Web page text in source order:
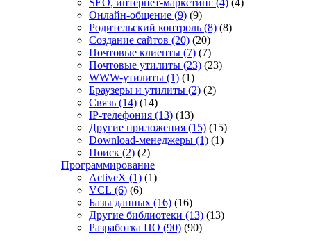
Онлайн-общение (9) (9)
Родительский контроль (8) (8)
Создание сайтов (20) (20)
Почтовые клиенты (7) (7)
Почтовые утилиты (23) (23)
WWW-утилиты (1) (1)
Браузеры и утилиты (2) (2)
Связь (14) (14)
IP-телефония (13) (13)
Другие приложения (15) (15)
Download-менеджеры (1) (1)
Поиск (2) (2)
Программирование
ActiveX (1) (1)
VCL (6) (6)
Базы данных (16) (16)
Другие библиотеки (13) (13)
Разработка ПО (90) (90)